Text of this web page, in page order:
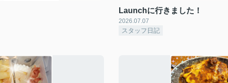
Launchに行きました！
2026.07.07
スタッフ日記